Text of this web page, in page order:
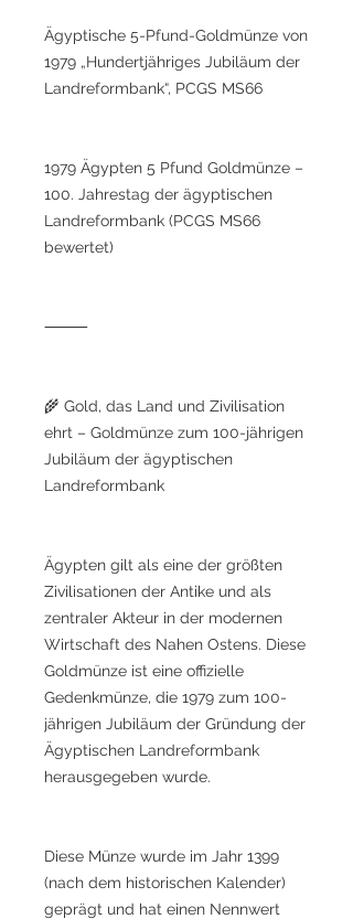
Ägyptische 5-Pfund-Goldmünze von
1979 „Hundertjähriges Jubiläum der
Landreformbank“, PCGS MS66
1979 Ägypten 5 Pfund Goldmünze –
100. Jahrestag der ägyptischen
Landreformbank (PCGS MS66
bewertet)
⸻
🌾 Gold, das Land und Zivilisation
ehrt – Goldmünze zum 100-jährigen
Jubiläum der ägyptischen
Landreformbank
Ägypten gilt als eine der größten
Zivilisationen der Antike und als
zentraler Akteur in der modernen
Wirtschaft des Nahen Ostens. Diese
Goldmünze ist eine offizielle
Gedenkmünze, die 1979 zum 100-
jährigen Jubiläum der Gründung der
Ägyptischen Landreformbank
herausgegeben wurde.
Diese Münze wurde im Jahr 1399
(nach dem historischen Kalender)
geprägt und hat einen Nennwert